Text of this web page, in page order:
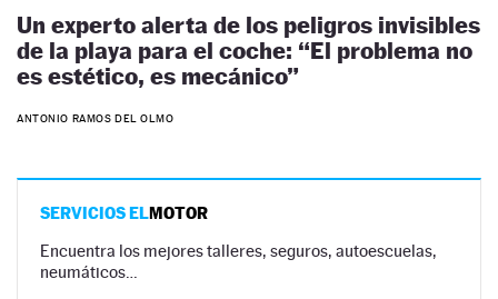
Un experto alerta de los peligros invisibles
de la playa para el coche: “El problema no
es estético, es mecánico”
ANTONIO RAMOS DEL OLMO
SERVICIOS ELMOTOR
Encuentra los mejores talleres, seguros, autoescuelas,
neumáticos…